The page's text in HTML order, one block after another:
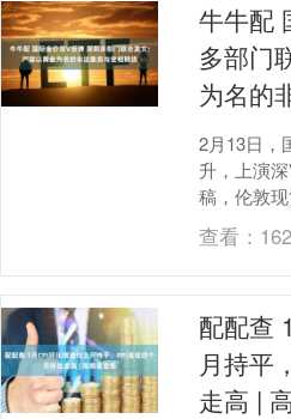
牛牛配
多部门
为名的
2月13日，
升，上演
稿，伦敦
4973.823
15.18%。....
查看： 162
配配查
月持平
走高 |